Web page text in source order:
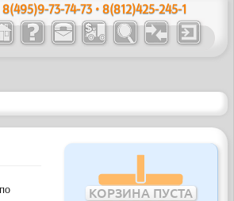
8(495)9-73-74-73 • 8(812)425-245-1
КОРЗИНА ПУСТА